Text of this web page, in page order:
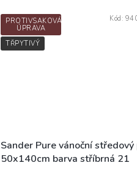
PROTIVSAKOVÁ
ÚPRAVA
TŘPYTIVÝ
Sander Pure vánoční středový
50x140cm barva stříbrná 21
Kód: